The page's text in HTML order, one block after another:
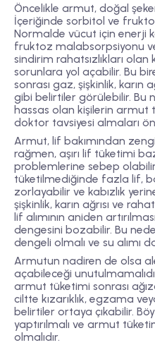
Öncelikle armut, doğal
İçeriğinde sorbitol ve
Normalde vücut için enerji
fruktoz malabsorpsiyonu
sindirim rahatsızlıkları
sorunlara yol açabilir. Bu
sonrası gaz, şişkinlik, karın
gibi belirtiler görülebilir. Bu
hassas olan kişilerin armut
doktor tavsiyesi almaları
Armut, lif bakımından
rağmen, aşırı lif tüketimi
problemlerine sebep
tüketilmediğinde fazla lif,
zorlayabilir ve kabızlık
şişkinlik, karın ağrısı ve
lif alımının aniden
dengesini bozabilir. Bu
dengeli olmalı ve su alımı
Armutun nadiren de olsa
açabileceği
armut tüketimi sonrası
ciltte kızarıklık, egzama
belirtiler ortaya çıkabilir.
yaptırılmalı ve armut
olmalıdır.